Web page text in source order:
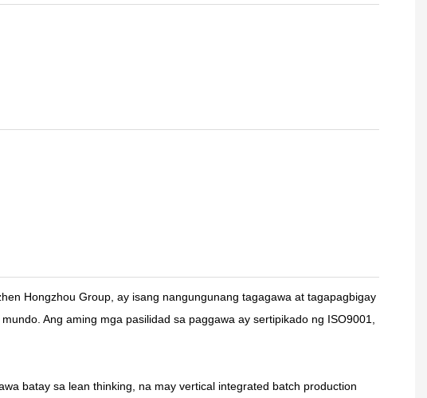
Hongzhou Group, ay isang nangungunang tagagawa at tagapagbigay
Ang aming mga pasilidad sa paggawa ay sertipikado ng ISO9001,
batay sa lean thinking, na may vertical integrated batch production